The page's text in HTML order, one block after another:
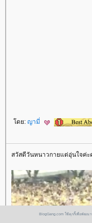
ดย: ญามี่
สวัสดีวันหนาวกายแต่อุ่นใจค่ะ
BlogGang.com ใช้คุกกี้เพื่อพัฒน